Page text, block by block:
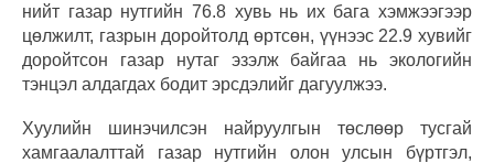
нийт газар нутгийн 76.8 хувь нь их бага хэмжээгээр
цөлжилт, газрын доройтолд өртсөн, үүнээс 22.9 хувийг
доройтсон газар нутаг эзэлж байгаа нь экологийн
тэнцэл алдагдах бодит эрсдэлийг дагуулжээ.
Хуулийн шинэчилсэн найруулгын төслөөр тусгай
хамгаалалттай газар нутгийн олон улсын бүртгэл,